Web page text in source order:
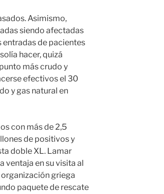
Asimismo,
siendo afectadas
entradas de pacientes
hacer, quizá
más crudo y
efectivos el 30
y gas natural en
con más de 2,5
de positivos y
doble XL. Lamar
ventaja en su visita al
griega
paquete de rescate